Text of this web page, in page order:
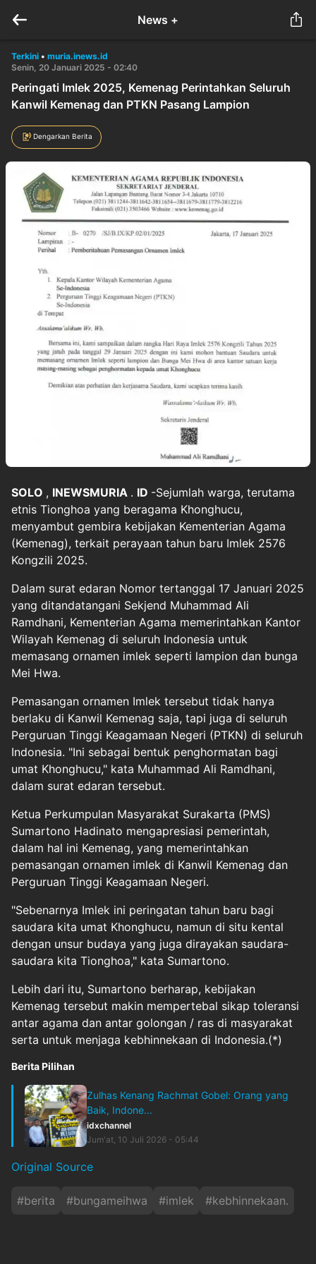
News +
Terkini • muria.inews.id
Senin, 20 Januari 2025 - 02:40
Peringati Imlek 2025, Kemenag Perintahkan Seluruh
Kanwil Kemenag dan PTKN Pasang Lampion
Dengarkan Berita
SOLO , INEWSMURIA . ID -Sejumlah warga, terutama
etnis Tionghoa yang beragama Khonghucu,
menyambut gembira kebijakan Kementerian Agama
(Kemenag), terkait perayaan tahun baru Imlek 2576
Kongzili 2025.
Dalam surat edaran Nomor tertanggal 17 Januari 2025
yang ditandatangani Sekjend Muhammad Ali
Ramdhani, Kementerian Agama memerintahkan Kantor
Wilayah Kemenag di seluruh Indonesia untuk
memasang ornamen imlek seperti lampion dan bunga
Mei Hwa.
Pemasangan ornamen Imlek tersebut tidak hanya
berlaku di Kanwil Kemenag saja, tapi juga di seluruh
Perguruan Tinggi Keagamaan Negeri (PTKN) di seluruh
Indonesia. "Ini sebagai bentuk penghormatan bagi
umat Khonghucu," kata Muhammad Ali Ramdhani,
dalam surat edaran tersebut.
Ketua Perkumpulan Masyarakat Surakarta (PMS)
Sumartono Hadinato mengapresiasi pemerintah,
dalam hal ini Kemenag, yang memerintahkan
pemasangan ornamen imlek di Kanwil Kemenag dan
Perguruan Tinggi Keagamaan Negeri.
"Sebenarnya Imlek ini peringatan tahun baru bagi
saudara kita umat Khonghucu, namun di situ kental
dengan unsur budaya yang juga dirayakan saudara-
saudara kita Tionghoa," kata Sumartono.
Lebih dari itu, Sumartono berharap, kebijakan
Kemenag tersebut makin mempertebal sikap toleransi
antar agama dan antar golongan / ras di masyarakat
serta untuk menjaga kebhinnekaan di Indonesia.(*)
Berita Pilihan
Zulhas Kenang Rachmat Gobel: Orang yang
Baik, Indone...
idxchannel
Jum'at, 10 Juli 2026 - 05:44
Original Source
#berita #bungameihwa #imlek #kebhinnekaan.